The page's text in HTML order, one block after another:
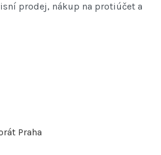
prodej, nákup na protiúčet a
Praha